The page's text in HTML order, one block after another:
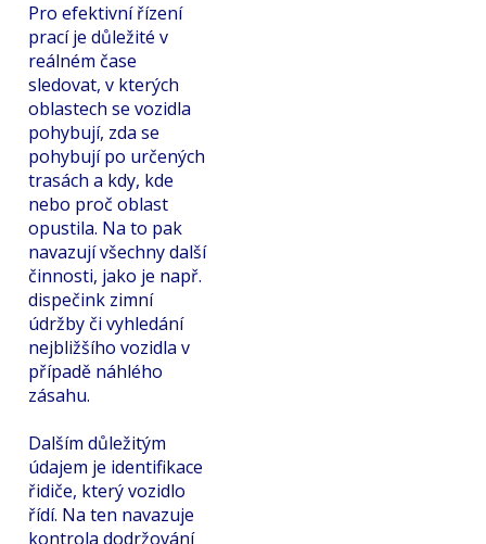
Pro efektivní řízení
prací je důležité v
reálném čase
sledovat, v kterých
oblastech se vozidla
pohybují, zda se
pohybují po určených
trasách a kdy, kde
nebo proč oblast
opustila. Na to pak
navazují všechny další
činnosti, jako je např.
dispečink zimní
údržby či vyhledání
nejbližšího vozidla v
případě náhlého
zásahu.
Dalším důležitým
údajem je identifikace
řidiče, který vozidlo
řídí. Na ten navazuje
kontrola dodržování